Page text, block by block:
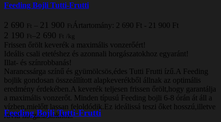
Feeding Bojli Tutti-Frutti
2 690 Ft – 21 900 Ft Ártartomány: 2 690 Ft - 21 900 Ft
2 190 Ft–2 690 Ft kg
Frissen őrölt keverék a maximális vonzerőért!
Ideális csali etetéshez és azonnali horgászatokhoz egyaránt!
Illat- és színrobbanás!
Narancssárga színű és gyümölcsös,édes Tutti Frutti ízű.A Feeding
bojlik gondosan összeállított alapkeverékből állnak az optimális
eredmény érdekében.A keverék teljesen frissen őrölt,hogy garantálja
a maximális vonzerőt. Minden típusú Feeding bojli 6-8 órán át áll a
vízben,mielőtt lassan feloldódik.Ez ideálissá teszi őket hosszú,illetve
rövid horgászatokhoz.
Feeding Bojli Tutti-Frutti